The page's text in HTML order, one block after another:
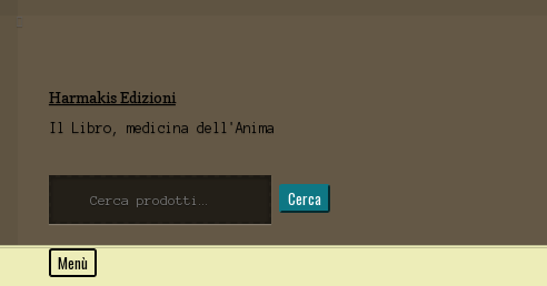
Vai
alla
navigazione
Vai
al
contenuto
Harmakis Edizioni
Il Libro, medicina dell'Anima
Cerca
Menù